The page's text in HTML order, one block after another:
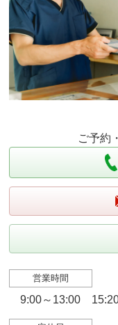
ご予約
営業時間
9:00～13:00